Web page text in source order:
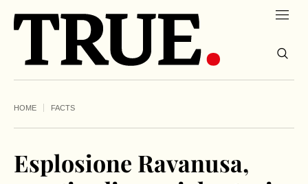
HOME FACTS
Esplosione Ravanusa,